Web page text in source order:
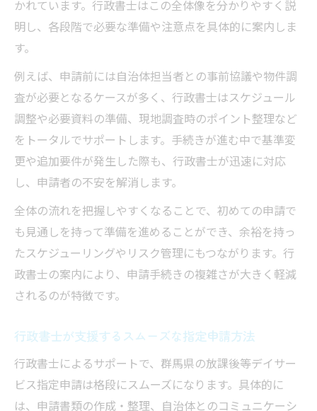
かれています。行政書士はこの全体像を分かりやすく説
明し、各段階で必要な準備や注意点を具体的に案内しま
す。
例えば、申請前には自治体担当者との事前協議や物件調
査が必要となるケースが多く、行政書士はスケジュール
調整や必要資料の準備、現地調査時のポイント整理など
をトータルでサポートします。手続きが進む中で基準変
更や追加要件が発生した際も、行政書士が迅速に対応
し、申請者の不安を解消します。
全体の流れを把握しやすくなることで、初めての申請で
も見通しを持って準備を進めることができ、余裕を持っ
たスケジューリングやリスク管理にもつながります。行
政書士の案内により、申請手続きの複雑さが大きく軽減
されるのが特徴です。
行政書士が支援するスムーズな指定申請方法
行政書士によるサポートで、群馬県の放課後等デイサー
ビス指定申請は格段にスムーズになります。具体的に
は、申請書類の作成・整理、自治体とのコミュニケーシ